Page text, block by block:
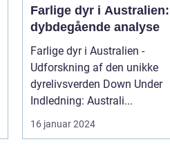
Farlige dyr i
dybdegående analyse
Farlige dyr i Australien -
Udforskning af den unikke
dyrelivsverden Down Under
Indledning: Australi...
16 januar 2024